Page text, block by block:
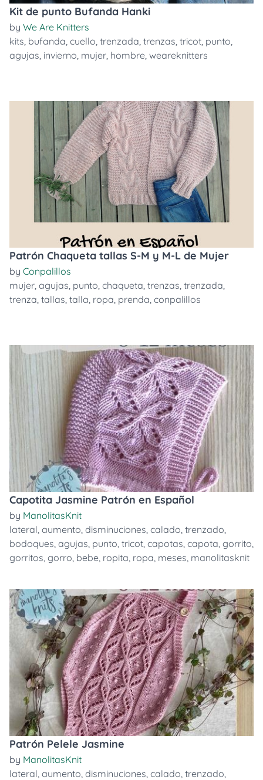
Kit de punto Bufanda Hanki
by We Are Knitters
kits, bufanda, cuello, trenzada, trenzas, tricot, punto,
agujas, invierno, mujer, hombre, weareknitters
Patrón Chaqueta tallas S-M y M-L de Mujer
by Conpalillos
mujer, agujas, punto, chaqueta, trenzas, trenzada,
trenza, tallas, talla, ropa, prenda, conpalillos
Capotita Jasmine Patrón en Español
by ManolitasKnit
lateral, aumento, disminuciones, calado, trenzado,
bodoques, agujas, punto, tricot, capotas, capota, gorrito,
gorritos, gorro, bebe, ropita, ropa, meses, manolitasknit
Patrón Pelele Jasmine
by ManolitasKnit
lateral, aumento, disminuciones, calado, trenzado,